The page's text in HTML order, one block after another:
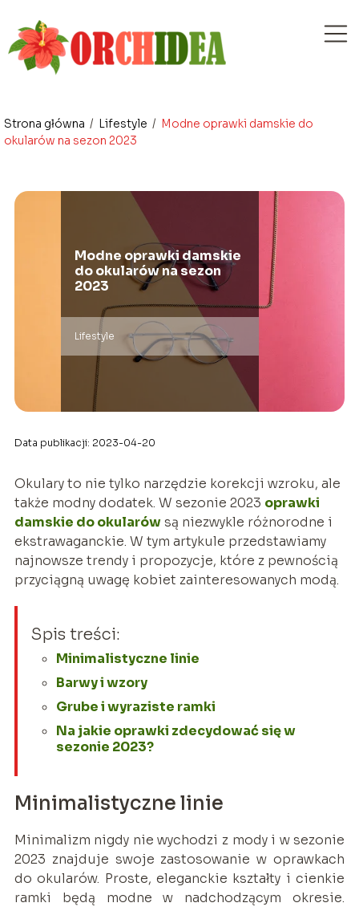
Strona główna / Lifestyle / Modne oprawki damskie do
okularów na sezon 2023
Modne oprawki damskie
do okularów na sezon
2023
Lifestyle
Data publikacji: 2023-04-20
Okulary to nie tylko narzędzie korekcji wzroku, ale
także modny dodatek. W sezonie 2023 oprawki
damskie do okularówsą niezwykle różnorodne i
ekstrawaganckie. W tym artykule przedstawiamy
najnowsze trendy i propozycje, które z pewnością
przyciągną uwagę kobiet zainteresowanych modą.
Spis treści:
Minimalistyczne linie
Barwy i wzory
Grube i wyraziste ramki
Na jakie oprawki zdecydować się w
sezonie 2023?
Minimalistyczne linie
Minimalizm nigdy nie wychodzi z mody i w sezonie
2023 znajduje swoje zastosowanie w oprawkach
do okularów. Proste, eleganckie kształty i cienkie
ramki będą modne w nadchodzącym okresie.